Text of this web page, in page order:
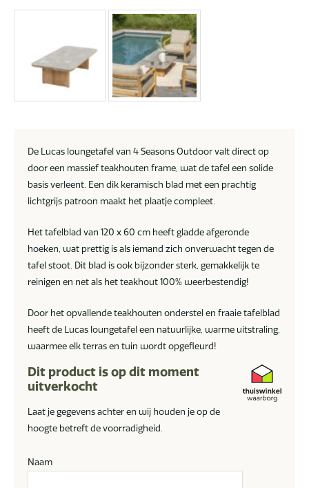
De Lucas loungetafel van 4 Seasons Outdoor valt direct op
door een massief teakhouten frame, wat de tafel een solide
basis verleent. Een dik keramisch blad met een prachtig
lichtgrijs patroon maakt het plaatje compleet.
Het tafelblad van 120 x 60 cm heeft gladde afgeronde
hoeken, wat prettig is als iemand zich onverwacht tegen de
tafel stoot. Dit blad is ook bijzonder sterk, gemakkelijk te
reinigen en net als het teakhout 100% weerbestendig!
Door het opvallende teakhouten onderstel en fraaie tafelblad
heeft de Lucas loungetafel een natuurlijke, warme uitstraling,
waarmee elk terras en tuin wordt opgefleurd!
Dit product is op dit moment
uitverkocht
Laat je gegevens achter en wij houden je op de
hoogte betreft de voorradigheid.
Naam